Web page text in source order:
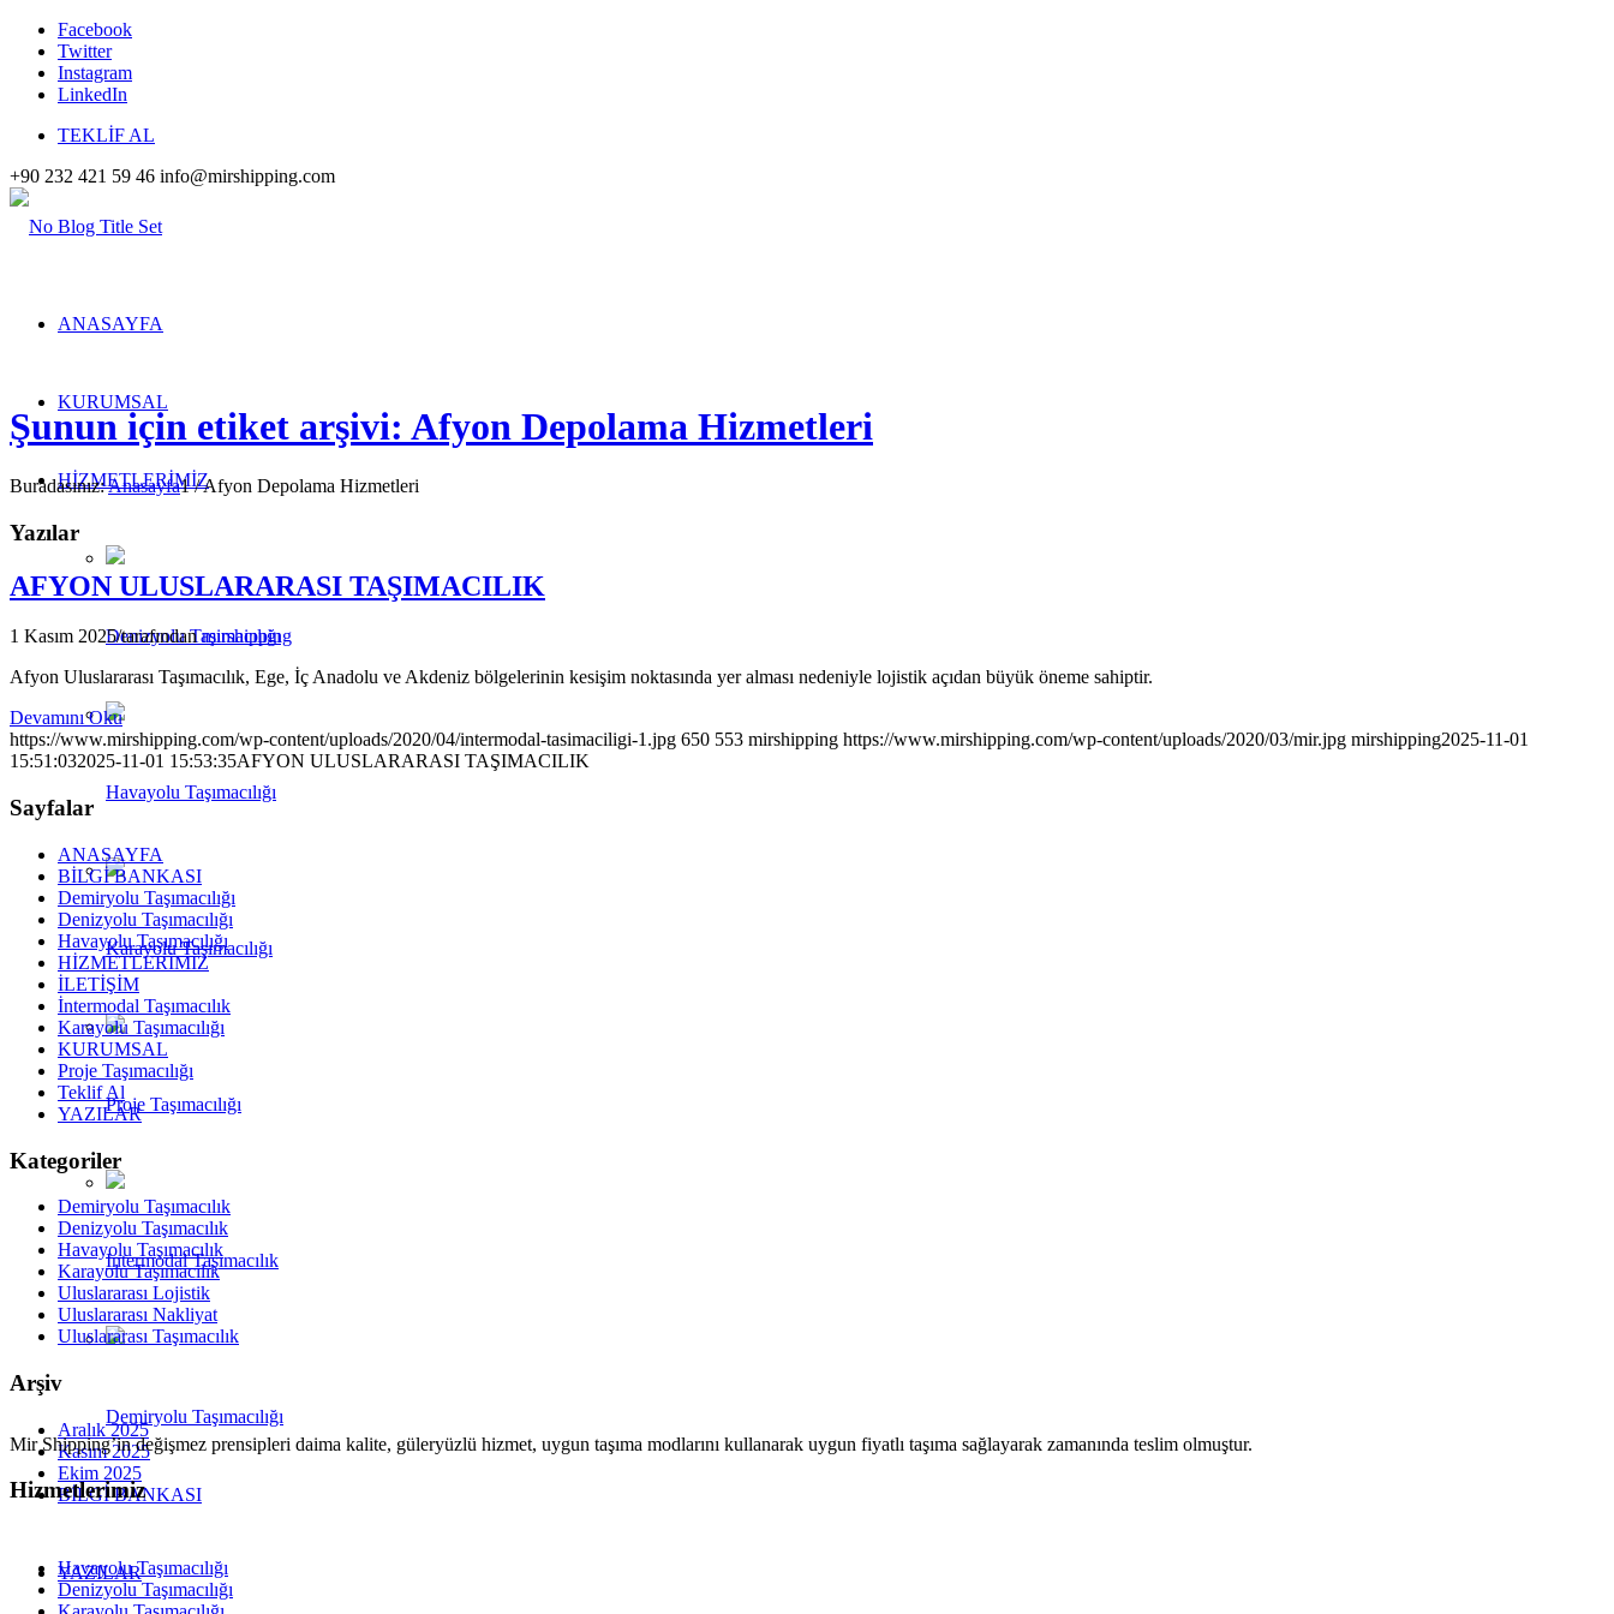
Facebook
Twitter
Instagram
LinkedIn
TEKLİF AL
+90 232 421 59 46 info@mirshipping.com
ANASAYFA
KURUMSAL
HİZMETLERİMİZ
Denizyolu Taşımacılığı
Havayolu Taşımacılığı
Karayolu Taşımacılığı
Proje Taşımacılığı
Intermodal Taşımacılık
Demiryolu Taşımacılığı
BİLGİ BANKASI
YAZILAR
Şunun için etiket arşivi: Afyon Depolama Hizmetleri
Buradasınız:Anasayfa1 /Afyon Depolama Hizmetleri
Yazılar
AFYON ULUSLARARASI TAŞIMACILIK
1 Kasım 2025/tarafındanmirshipping
Afyon Uluslararası Taşımacılık, Ege, İç Anadolu ve Akdeniz bölgelerinin kesişim noktasında yer alması nedeniyle lojistik açıdan büyük öneme sahiptir.
Devamını Oku
https://www.mirshipping.com/wp-content/uploads/2020/04/intermodal-tasimaciligi-1.jpg 650 553 mirshipping https://www.mirshipping.com/wp-content/uploads/2020/03/mir.jpg mirshipping2025-11-01
15:51:032025-11-01 15:53:35AFYON ULUSLARARASI TAŞIMACILIK
Sayfalar
ANASAYFA
BİLGİ BANKASI
Demiryolu Taşımacılığı
Denizyolu Taşımacılığı
Havayolu Taşımacılığı
HİZMETLERİMİZ
İLETİŞİM
İntermodal Taşımacılık
Karayolu Taşımacılığı
KURUMSAL
Proje Taşımacılığı
Teklif Al
YAZILAR
Kategoriler
Demiryolu Taşımacılık
Denizyolu Taşımacılık
Havayolu Taşımacılık
Karayolu Taşımacılık
Uluslararası Lojistik
Uluslararası Nakliyat
Uluslararası Taşımacılık
Arşiv
Aralık 2025
Kasım 2025
Ekim 2025
Mir Shipping’in değişmez prensipleri daima kalite, güleryüzlü hizmet, uygun taşıma modlarını kullanarak uygun fiyatlı taşıma sağlayarak zamanında teslim olmuştur.
Hizmetlerimiz
Havayolu Taşımacılığı
Denizyolu Taşımacılığı